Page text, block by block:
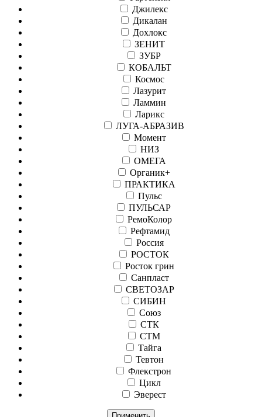
Джилекс
Дикалан
Дохлокс
ЗЕНИТ
ЗУБР
КОБАЛЬТ
Космос
Лазурит
Ламмин
Ларикс
ЛУГА-АБРАЗИВ
Момент
НИЗ
ОМЕГА
Органик+
ПРАКТИКА
Пульс
ПУЛЬСАР
РемоКолор
Рефтамид
Россия
РОСТОК
Росток грин
Санпласт
СВЕТОЗАР
СИБИН
Союз
СТК
СТМ
Тайга
Тевтон
Флекстрон
Цикл
Эверест